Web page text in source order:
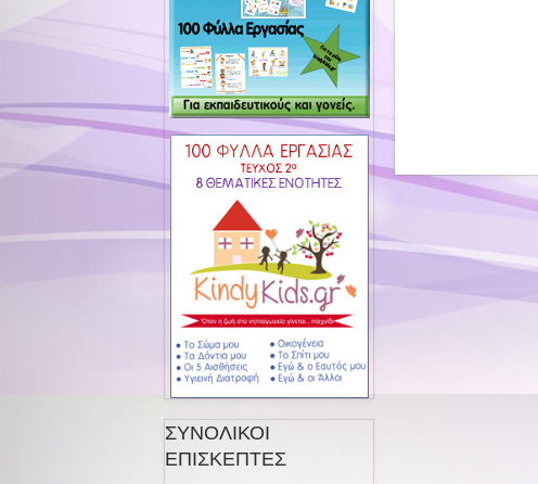
ΣΥΝΟΛΙΚΟΙ
ΕΠΙΣΚΕΠΤΕΣ